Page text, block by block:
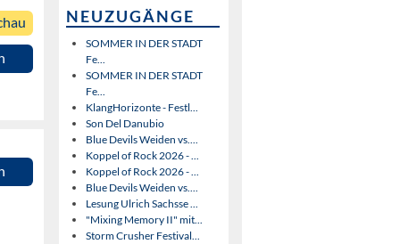
NEUZUGÄNGE
SOMMER IN DER STADT
Fe...
SOMMER IN DER STADT
Fe...
KlangHorizonte - Festl...
Son Del Danubio
Blue Devils Weiden vs....
Koppel of Rock 2026 - ...
Koppel of Rock 2026 - ...
Blue Devils Weiden vs....
Lesung Ulrich Sachsse ...
"Mixing Memory II" mit...
Storm Crusher Festival...